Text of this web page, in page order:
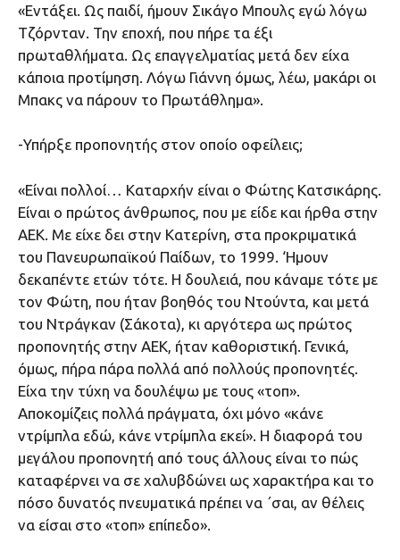
«Εντάξει. Ως παιδί, ήμουν Σικάγο Μπουλς εγώ λόγω
Τζόρνταν. Την εποχή, που πήρε τα έξι
πρωταθλήματα. Ως επαγγελματίας μετά δεν είχα
κάποια προτίμηση. Λόγω Γιάννη όμως, λέω, μακάρι οι
Μπακς να πάρουν το Πρωτάθλημα».
-Υπήρξε προπονητής στον οποίο οφείλεις;
«Είναι πολλοί… Καταρχήν είναι ο Φώτης Κατσικάρης.
Είναι ο πρώτος άνθρωπος, που με είδε και ήρθα στην
ΑΕΚ. Με είχε δει στην Κατερίνη, στα προκριματικά
του Πανευρωπαϊκού Παίδων, το 1999. ‘Ημουν
δεκαπέντε ετών τότε. Η δουλειά, που κάναμε τότε με
τον Φώτη, που ήταν βοηθός του Ντούντα, και μετά
του Ντράγκαν (Σάκοτα), κι αργότερα ως πρώτος
προπονητής στην ΑΕΚ, ήταν καθοριστική. Γενικά,
όμως, πήρα πάρα πολλά από πολλούς προπονητές.
Είχα την τύχη να δουλέψω με τους «τοπ».
Αποκομίζεις πολλά πράγματα, όχι μόνο «κάνε
ντρίμπλα εδώ, κάνε ντρίμπλα εκεί». Η διαφορά του
μεγάλου προπονητή από τους άλλους είναι το πώς
καταφέρνει να σε χαλυβδώνει ως χαρακτήρα και το
πόσο δυνατός πνευματικά πρέπει να ΄σαι, αν θέλεις
να είσαι στο «τοπ» επίπεδο».